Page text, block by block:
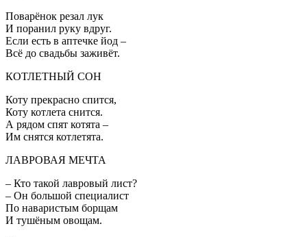
Поварёнок резал лук
И поранил руку вдруг.
Если есть в аптечке йод –
Всё до свадьбы заживёт.
КОТЛЕТНЫЙ СОН
Коту прекрасно спится,
Коту котлета снится.
А рядом спят котята –
Им снятся котлетята.
ЛАВРОВАЯ МЕЧТА
– Кто такой лавровый лист?
– Он большой специалист
По наваристым борщам
И тушёным овощам.